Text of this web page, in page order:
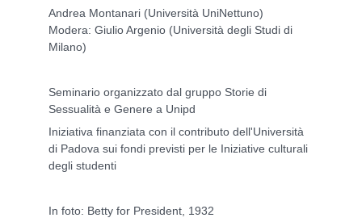
Andrea Montanari (Università UniNettuno)
Modera: Giulio Argenio (Università degli Studi di
Milano)
Seminario organizzato dal gruppo Storie di
Sessualità e Genere a Unipd
Iniziativa finanziata con il contributo dell'Università
di Padova sui fondi previsti per le Iniziative culturali
degli studenti
In foto: Betty for President, 1932